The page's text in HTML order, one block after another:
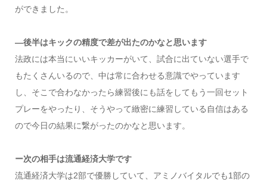
ができました。
―後半はキックの精度で差が出たのかなと思います
法政には本当にいいキッカーがいて、試合に出ていない選手で
もたくさんいるので、中は常に合わせる意識でやっています
し、そこで合わなかったら練習後にも話をしてもう一回セット
プレーをやったり、そうやって緻密に練習している自信はある
ので今日の結果に繋がったのかなと思います。
ー次の相手は流通経済大学です
流通経済大学は2部で優勝していて、アミノバイタルでも1部の